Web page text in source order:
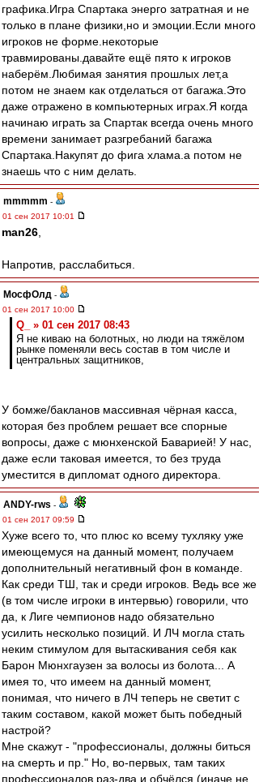
графика.Игра Спартака энерго затратная и не
только в плане физики,но и эмоции.Если много
игроков не форме.некоторые
травмированы.давайте ещё пято к игроков
наберём.Любимая занятия прошлых лет,а
потом не знаем как отделаться от багажа.Это
даже отражено в компьютерных играх.Я когда
начинаю играть за Спартак всегда очень много
времени занимает разгребаний багажа
Спартака.Накупят до фига хлама.а потом не
знаешь что с ним делать.
mmmmm -
01 сен 2017 10:01
man26
Напротив, расслабиться.
МосфОлд -
01 сен 2017 10:00
Q_ » 01 сен 2017 08:43
Я не киваю на болотных, но люди на тяжёлом
рынке поменяли весь состав в том числе и
центральных защитников,
У бомже/бакланов массивная чёрная касса,
которая без проблем решает все спорные
вопросы, даже с мюнхенской Баварией! У нас,
даже если таковая имеется, то без труда
уместится в дипломат одного директора.
ANDY-rws -
01 сен 2017 09:59
Хуже всего то, что плюс ко всему тухляку уже
имеющемуся на данный момент, получаем
дополнительный негативный фон в команде.
Как среди ТШ, так и среди игроков. Ведь все же
(в том числе игроки в интервью) говорили, что
да, к Лиге чемпионов надо обязательно
усилить несколько позиций. И ЛЧ могла стать
неким стимулом для вытаскивания себя как
Барон Мюнхгаузен за волосы из болота... А
имея то, что имеем на данный момент,
понимая, что ничего в ЛЧ теперь не светит с
таким составом, какой может быть победный
настрой?
Мне скажут - "профессионалы, должны биться
на смерть и пр." Но, во-первых, там таких
профессионалов раз-два и обчёлся (иначе не